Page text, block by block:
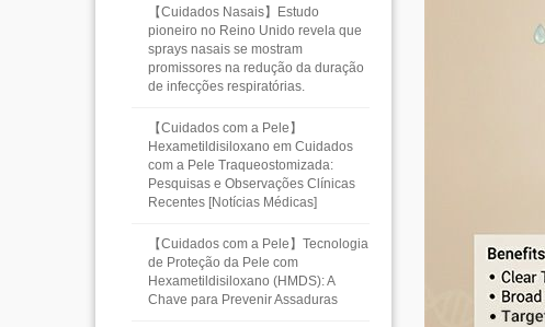
【Cuidados Nasais】Estudo
pioneiro no Reino Unido revela que
sprays nasais se mostram
promissores na redução da duração
de infecções respiratórias.
【Cuidados com a Pele】
Hexametildisiloxano em Cuidados
com a Pele Traqueostomizada:
Pesquisas e Observações Clínicas
Recentes [Notícias Médicas]
【Cuidados com a Pele】Tecnologia
de Proteção da Pele com
Hexametildisiloxano (HMDS): A
Chave para Prevenir Assaduras